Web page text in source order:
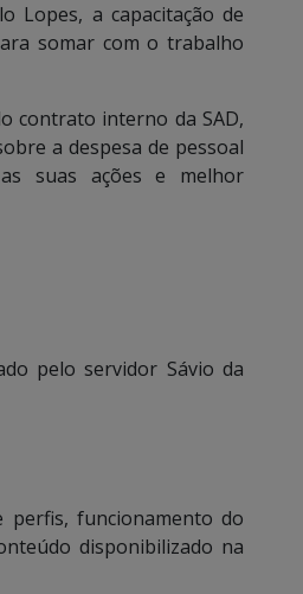
Lopes, a capacitação de
somar com o trabalho
contrato interno da SAD,
a despesa de pessoal
suas ações e melhor
pelo servidor Sávio da
perfis, funcionamento do
disponibilizado na